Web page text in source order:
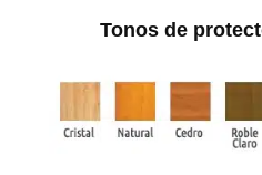
Tonos de